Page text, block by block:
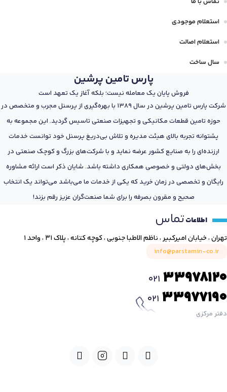
استعلام موجودی
استعلام اصالت
سال ساخت
پارس تامین پرشین
فروش پایان یک معامله نیست؛ بلکه آغاز یک تعهد است
شرکت پارس تامین پرشین در سال 1389 با بهره‌گیری از پرسنل مجرب و متخصص در
حوزه تامین قطعات مکانیکی و تجهیزات صنعتی تاسیس گردید. این مجموعه به
پشتوانه تجربه بالای هیئت مدیره و تلاش بی‌دریغ پرسنل خود توانست خدمات
ارزنده‌ای را به صنایع کشور عرضه نماید و با شرکت‌های بزرگ و کوچک صنعتی در
بخش‌های دولتی و خصوصی همکاری داشته باشد. شایان ذکر است ارائه مشاوره
رایگان و تخصصی در زمان خرید که یکی از خدمات ما می‌باشد می‌تواند یک انتخاب
صحیح و مقرون بصرفه را برای شما صنعت‌گران عزیز رقم بزند!
اطلاعاتتماس
تهران ، خیابان امیرکبیر ، ناظم الاطبا جنوبی ، کوچه کتانه ، پلاک ۳۱ ، واحد ۱
info@parstamin-co.ir
021 33978120
021 33977190
دفتر مرکزی